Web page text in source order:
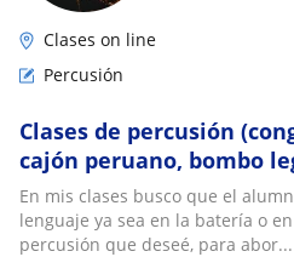
Clases on line
Percusión
Clases de percusión
cajón peruano, bombo
Online y presencial
En mis clases busco que el
lenguaje ya sea en la batería o
percusión que deseé, para abor...